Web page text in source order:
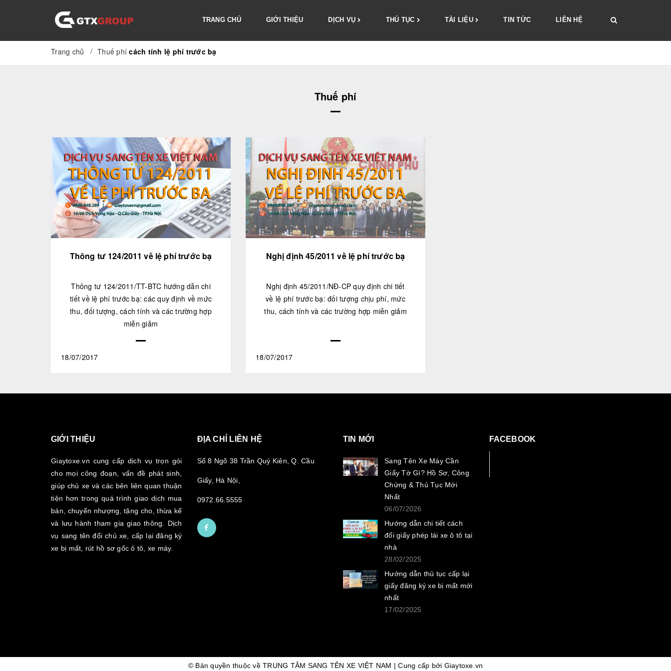
TRANG CHỦ GIỚI THIỆU DỊCH VỤ THỦ TỤC TÀI LIỆU TIN TỨC LIÊN HỆ
Trang chủ / Thuế phí cách tính lệ phí trước bạ
Thuế phí
Thông tư 124/2011 về lệ phí trước bạ
Thông tư 124/2011/TT-BTC hướng dẫn chi
tiết về lệ phí trước bạ: các quy định về mức
thu, đối tượng, cách tính và các trường hợp
miễn giảm
18/07/2017
Nghị định 45/2011 về lệ phí trước bạ
Nghị định 45/2011/NĐ-CP quy định chi tiết
về lệ phí trước bạ: đối tượng chịu phí, mức
thu, cách tính và các trường hợp miễn giảm
18/07/2017
GIỚI THIỆU
Giaytoxe.vn cung cấp dịch vụ trọn gói
cho mọi công đoạn, vấn đề phát sinh,
giúp chủ xe và các bên liên quan thuận
tiện hơn trong quá trình giao dịch mua
bán, chuyển nhượng, tặng cho, thừa kế
và lưu hành tham gia giao thông. Dịch
vụ sang tên đổi chủ xe, cấp lại đăng ký
xe bị mất, rút hồ sơ gốc ô tô, xe máy.
ĐỊA CHỈ LIÊN HỆ
Số 8 Ngõ 38 Trần Quý Kiên, Q. Cầu
Giấy, Hà Nội,
0972.66.5555
TIN MỚI
Sang Tên Xe Máy Cần
Giấy Tờ Gì? Hồ Sơ, Công
Chứng & Thủ Tục Mới
Nhất
06/07/2026
Hướng dẫn chi tiết cách
đổi giấy phép lái xe ô tô tại
nhà
28/02/2025
Hướng dẫn thủ tục cấp lại
giấy đăng ký xe bị mất mới
nhất
17/02/2025
FACEBOOK
© Bản quyền thuộc về TRUNG TÂM SANG TÊN XE VIỆT NAM | Cung cấp bởi Giaytoxe.vn